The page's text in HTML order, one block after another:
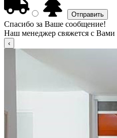
Спасибо за Ваше сообщение!
Наш менеджер свяжется с